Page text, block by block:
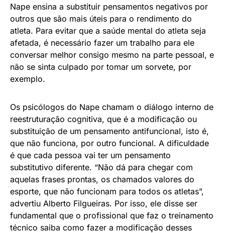
Nape ensina a substituir pensamentos negativos por
outros que são mais úteis para o rendimento do
atleta. Para evitar que a saúde mental do atleta seja
afetada, é necessário fazer um trabalho para ele
conversar melhor consigo mesmo na parte pessoal, e
não se sinta culpado por tomar um sorvete, por
exemplo.
Os psicólogos do Nape chamam o diálogo interno de
reestruturação cognitiva, que é a modificação ou
substituição de um pensamento antifuncional, isto é,
que não funciona, por outro funcional. A dificuldade
é que cada pessoa vai ter um pensamento
substitutivo diferente. “Não dá para chegar com
aquelas frases prontas, os chamados valores do
esporte, que não funcionam para todos os atletas”,
advertiu Alberto Filgueiras. Por isso, ele disse ser
fundamental que o profissional que faz o treinamento
técnico saiba como fazer a modificação desses